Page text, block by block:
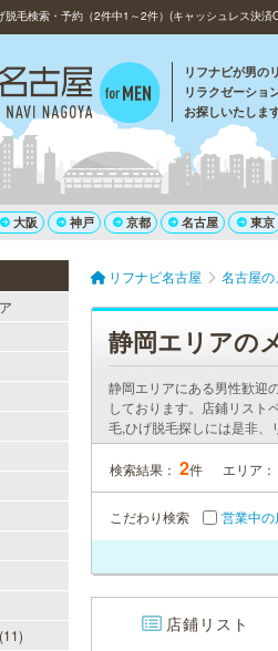
脱毛検索・予約（2件中1～2件）(キャッシュレス決済
リフナビが男の
リラクゼーショ
お探しいたしま
大阪 神戸 京都 名古屋 東京
リフナビ名古屋 名古屋
静岡エリアの
静岡エリアにある男性歓迎
しております。店鋪リスト
毛,ひげ脱毛探しには是非、
検索結果： 2件 エリア：
こだわり検索 営業中
店鋪リスト